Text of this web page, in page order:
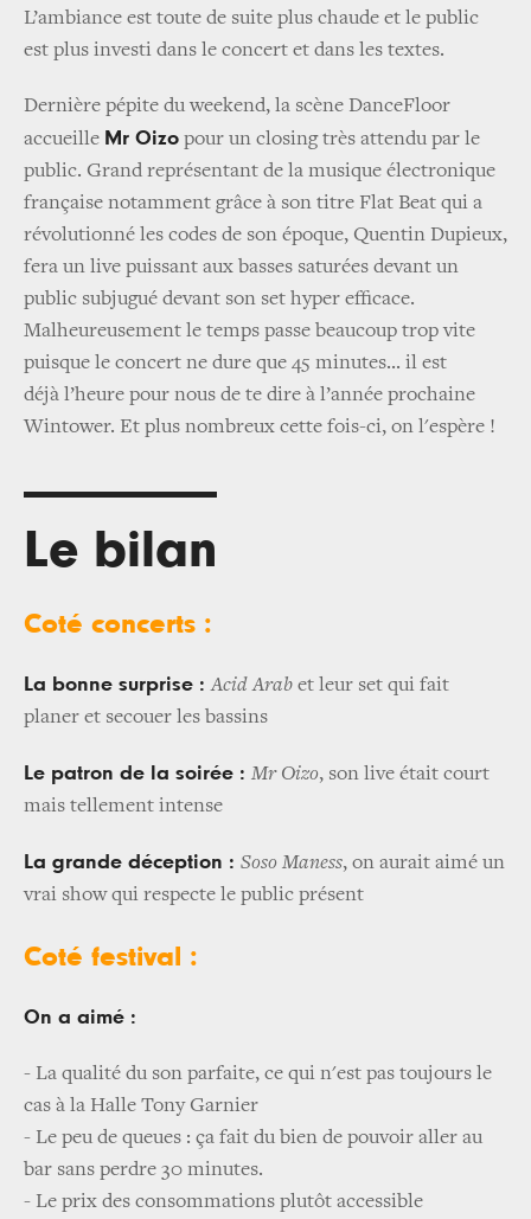
L’ambiance est toute de suite plus chaude et le public
est plus investi dans le concert et dans les textes.
Dernière pépite du weekend, la scène DanceFloor
accueille Mr Oizo pour un closing très attendu par le
public. Grand représentant de la musique électronique
française notamment grâce à son titre Flat Beat qui a
révolutionné les codes de son époque, Quentin Dupieux,
fera un live puissant aux basses saturées devant un
public subjugué devant son set hyper efficace.
Malheureusement le temps passe beaucoup trop vite
puisque le concert ne dure que 45 minutes... il est
déjà l’heure pour nous de te dire à l’année prochaine
Wintower. Et plus nombreux cette fois-ci, on l'espère !
Le bilan
Coté concerts :
La bonne surprise :Acid Arab et leur set qui fait
planer et secouer les bassins
Le patron de la soirée : Mr Oizo, son live était court
mais tellement intense
La grande déception : Soso Maness, on aurait aimé un
vrai show qui respecte le public présent
Coté festival :
On a aimé :
- La qualité du son parfaite, ce qui n'est pas toujours le
cas à la Halle Tony Garnier
- Le peu de queues : ça fait du bien de pouvoir aller au
bar sans perdre 30 minutes.
- Le prix des consommations plutôt accessible